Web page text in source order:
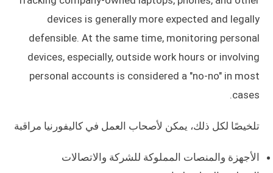
devices is generally more expected and legally
defensible. At the same time, monitoring personal
devices, especially, outside work hours or involving
personal accounts is considered a "no-no" in most
cases.
تلخيصًا لكل ذلك، يمكن لأصحاب العمل في كاليفورنيا مراقبة
الأجهزة والمنصات المملوكة للشركة والاتصالات